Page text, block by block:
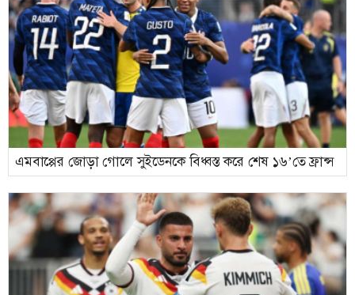
এমবাপ্পের জোড়া গোলে সুইডেনকে বিধ্বস্ত করে শেষ ১৬’তে ফ্রান্স